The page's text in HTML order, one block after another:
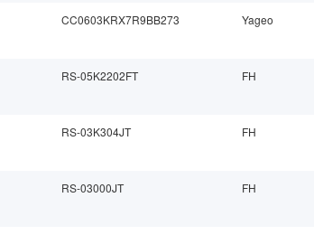
CC0603KRX7R9BB273 Yageo
RS-05K2202FT FH
RS-03K304JT FH
RS-03000JT FH